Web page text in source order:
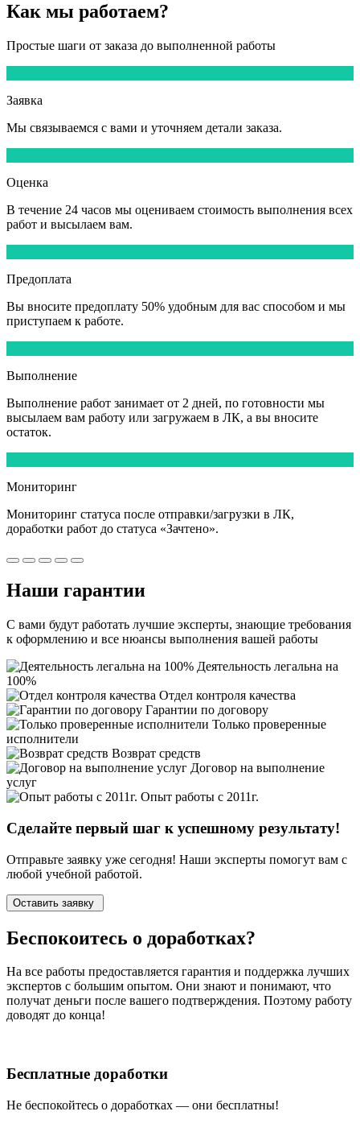
Как мы работаем?
Простые шаги от заказа до выполненной работы
Заявка
Мы связываемся с вами и уточняем детали заказа.
Оценка
В течение 24 часов мы оцениваем стоимость выполнения всех
работ и высылаем вам.
Предоплата
Вы вносите предоплату 50% удобным для вас способом и мы
приступаем к работе.
Выполнение
Выполнение работ занимает от 2 дней, по готовности мы
высылаем вам работу или загружаем в ЛК, а вы вносите
остаток.
Мониторинг
Мониторинг статуса после отправки/загрузки в ЛК,
доработки работ до статуса «Зачтено».
Наши гарантии
С вами будут работать лучшие эксперты, знающие требования
к оформлению и все нюансы выполнения вашей работы
Деятельность легальна на
100%
Отдел контроля качества
Гарантии по договору
Только проверенные
исполнители
Возврат средств
Договор на выполнение
услуг
Опыт работы с 2011г.
Сделайте первый шаг к успешному результату!
Отправьте заявку уже сегодня! Наши эксперты помогут вам с
любой учебной работой.
Оставить заявку
Беспокоитесь о доработках?
На все работы предоставляется гарантия и поддержка лучших
экспертов с большим опытом. Они знают и понимают, что
получат деньги после вашего подтверждения. Поэтому работу
доводят до конца!
Бесплатные доработки
Не беспокойтесь о доработках — они бесплатны!